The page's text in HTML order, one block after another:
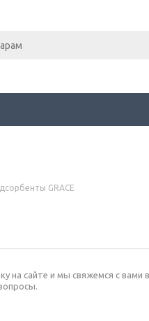
GRACE
на сайте и мы свяжемся с вами